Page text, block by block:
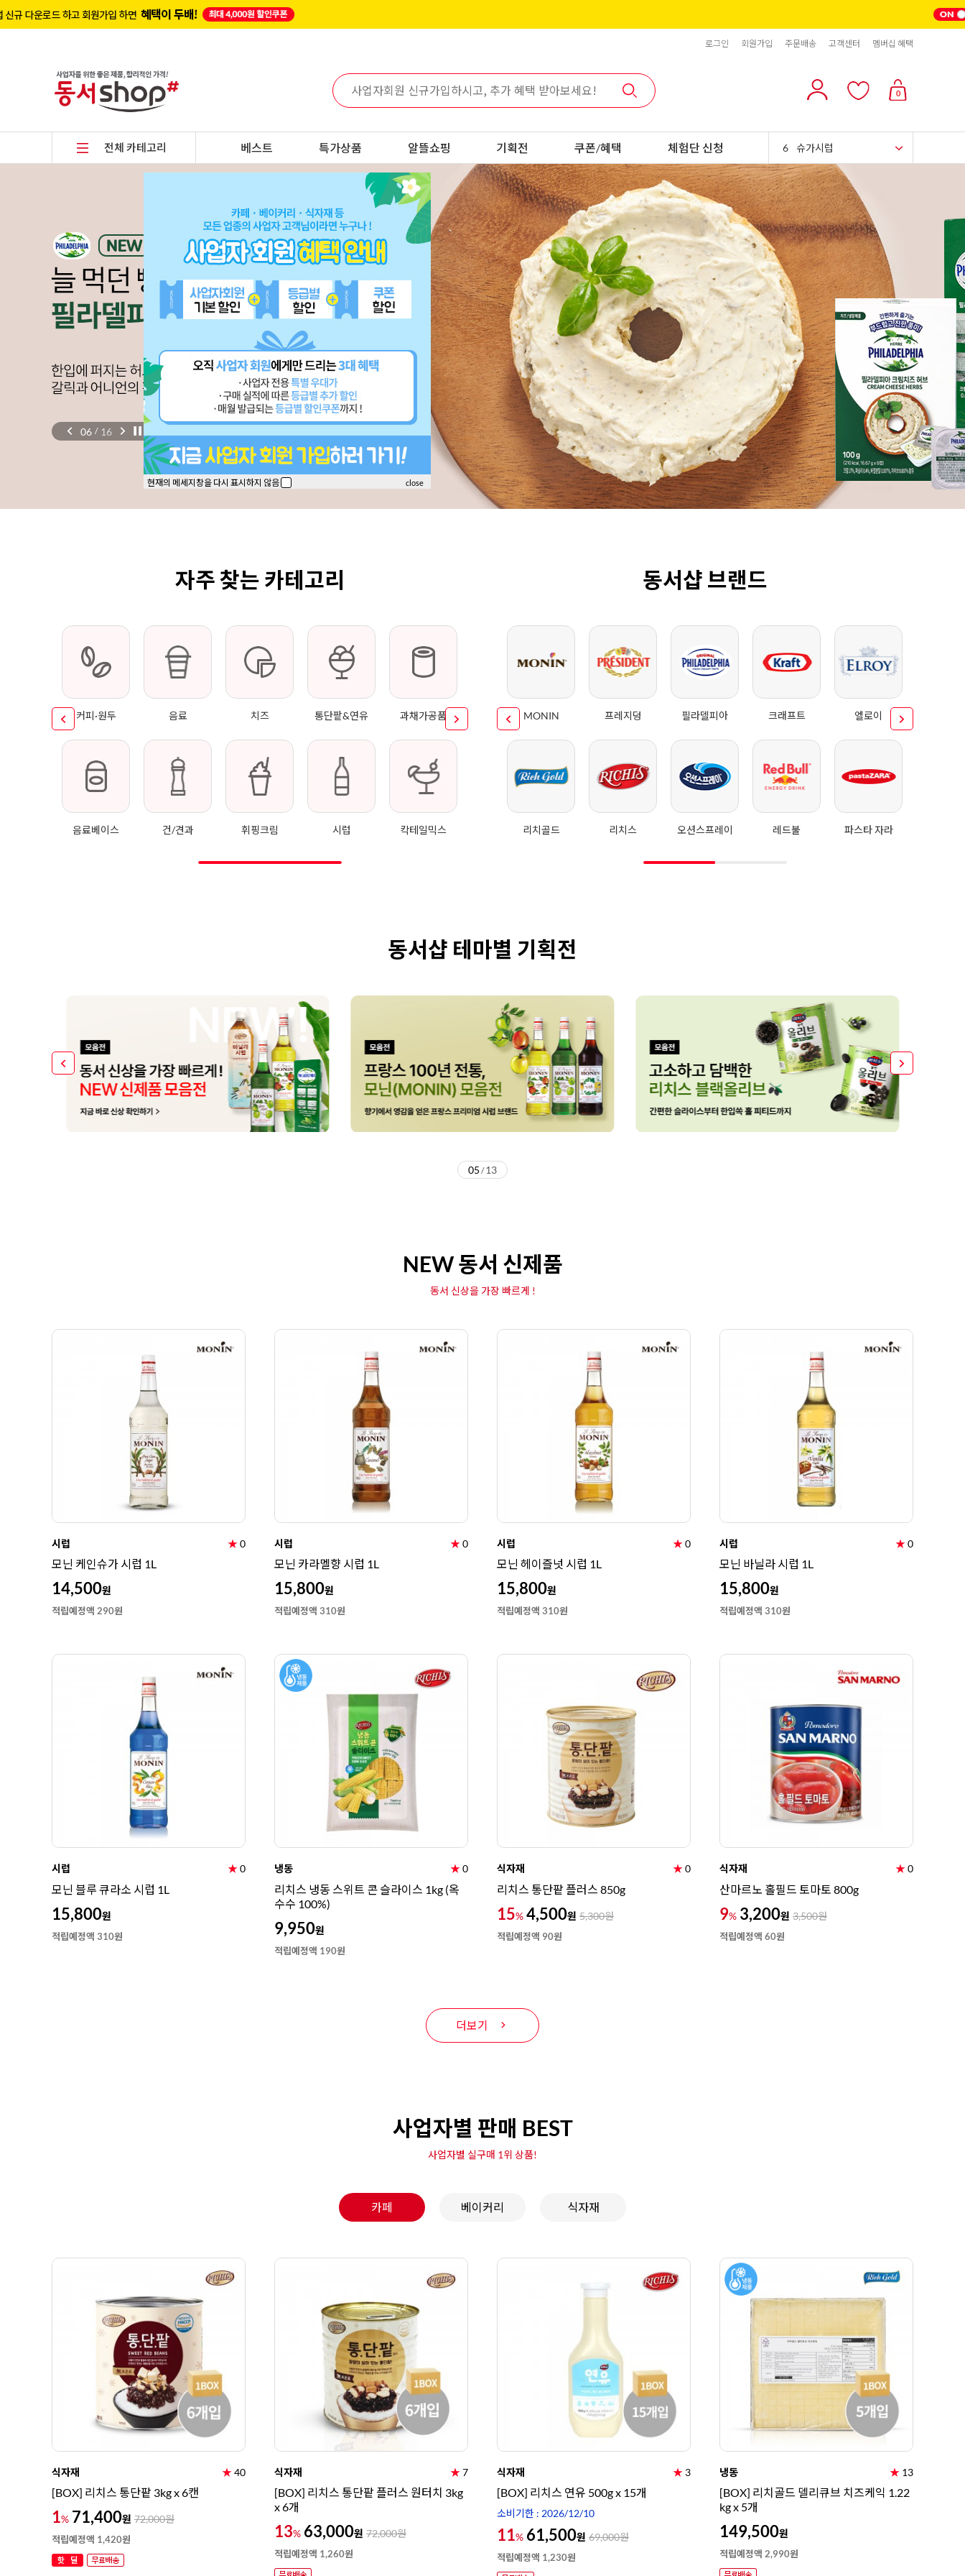
로그인 회원가입 주문배송 고객센터 멤버십 혜택
0
전체 카테고리 베스트 특가상품 알뜰쇼핑 기획전 쿠폰/혜택 체험단 신청
스위트콘
6 슈가시럽
7 팥
8 크림치즈
9 쿠키파우더
10 리치스 올리브
1 그래놀라
06 / 16
자주 찾는 카테고리
커피·원두 음료 치즈 통단팥&연유 과채가공품
음료베이스 건/견과 휘핑크림 시럽 칵테일믹스
동서샵 브랜드
MONIN 프레지덩 필라델피아 크래프트 엘로이
리치골드 리치스 오션스프레이 레드불 파스타 자라
동서샵 테마별 기획전
05 / 13
NEW 동서 신제품
동서 신상을 가장 빠르게 !
시럽 ★0
모닌 케인슈가 시럽 1L
14,500원
적립예정액 290원
시럽 ★0
모닌 카라멜향 시럽 1L
15,800원
적립예정액 310원
시럽 ★0
모닌 헤이즐넛 시럽 1L
15,800원
적립예정액 310원
시럽 ★0
모닌 바닐라 시럽 1L
15,800원
적립예정액 310원
시럽 ★0
모닌 블루 큐라소 시럽 1L
15,800원
적립예정액 310원
냉동 ★0
리치스 냉동 스위트 콘 슬라이스 1kg (옥
수수 100%)
9,950원
적립예정액 190원
식자재 ★0
리치스 통단팥 플러스 850g
15% 4,500원 5,300원
적립예정액 90원
식자재 ★0
산마르노 홀필드 토마토 800g
9% 3,200원 3,500원
적립예정액 60원
더보기
사업자별 판매 BEST
사업자별 실구매 1위 상품!
카페 베이커리 식자재
식자재 ★40
[BOX] 리치스 통단팥 3kg x 6캔
1% 71,400원 72,000원
적립예정액 1,420원
식자재 ★7
[BOX] 리치스 통단팥 플러스 원터치 3kg
x 6개
13% 63,000원 72,000원
적립예정액 1,260원
식자재 ★ 3
[BOX] 리치스 연유 500g x 15개
소비기한 : 2026/12/10
11% 61,500원 69,000원
적립예정액 1,230원
냉동 ★ 13
[BOX] 리치골드 델리큐브 치즈케익 1.22
kg x 5개
149,500원
적립예정액 2,990원
현재의 메세지창을 다시 표시하지 않음 close